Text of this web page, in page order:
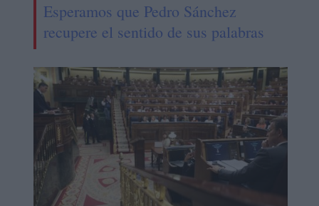
Esperamos que Pedro Sánchez
recupere el sentido de sus palabras